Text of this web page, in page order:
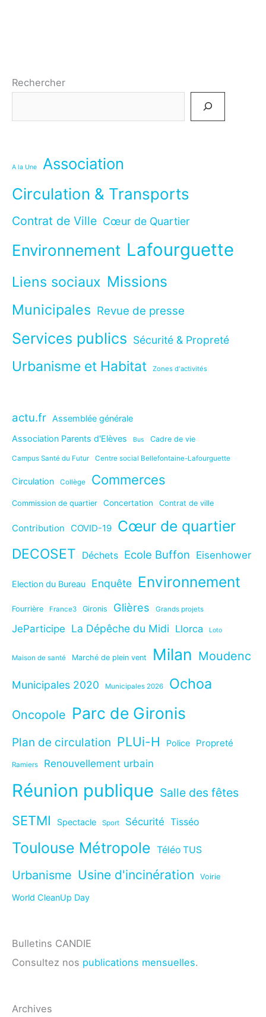
Rechercher
A la Une
Association
Circulation & Transports
Contrat de Ville Cœur de Quartier
Environnement Lafourguette
Liens sociaux Missions
Municipales Revue de presse
Services publics Sécurité & Propreté
Urbanisme et Habitat Zones d'activités
actu.fr Assemblée générale
Association Parents d'Elèves
Bus Cadre de vie
Campus Santé du Futur Centre social Bellefontaine-Lafourguette
Circulation Collège Commerces
Commission de quartier Concertation Contrat de ville
Contribution COVID-19 Cœur de quartier
DECOSET Déchets Ecole Buffon Eisenhower
Election du Bureau Enquête Environnement
Fourrière France3 Gironis Glières Grands projets
JeParticipe La Dépêche du Midi Llorca Loto
Maison de santé Marché de plein vent Milan Moudenc
Municipales 2020 Municipales 2026 Ochoa
Oncopole Parc de Gironis
Plan de circulation PLUi-H Police Propreté
Ramiers Renouvellement urbain
Réunion publique Salle des fêtes
SETMI Spectacle Sport Sécurité Tisséo
Toulouse Métropole Téléo TUS
Urbanisme Usine d'incinération Voirie
World CleanUp Day
Bulletins CANDIE
Consultez nos publications mensuelles.
Archives